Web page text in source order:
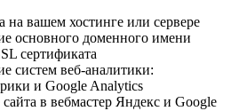
на вашем хостинге или сервере
основного доменного имени
сертификата
систем веб-аналитики:
и Google Analytics
в вебмастер Яндекс и Google